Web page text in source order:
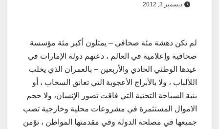
ديسمبر 3, 2012
لم تكن دهشة مئة صحافي – يمثلون أكبر مئة مؤسسة
صحافية وإعلامية في العالم ، دعتهم دولة الإمارات في
عيدها الوطني الحادي والأربعين – بالعمران الذي يخلب
اللألباب ، ولا بالأبراج الأعجوبة التي تعانق السحاب ، أو
بنية السياحة التحتية التي فاقت تصور الإنسان، ولا حجم
الاموال المستثمرة في مشروعات محلية وخارجية تصب
جميعها في مصلحة الدولة وفي مقدمتها المواطن ، تؤمن